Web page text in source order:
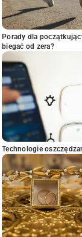
Porady dla
biegać od zera?
Technologie